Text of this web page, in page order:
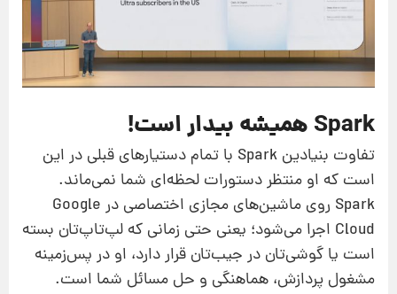
Spark همیشه بیدار است!
تفاوت بنیادین Spark با تمام دستیارهای قبلی در این
است که او منتظر دستورات لحظه‌ای شما نمی‌ماند.
Spark روی ماشین‌های مجازی اختصاصی در Google
Cloud اجرا می‌شود؛ یعنی حتی زمانی که لپ‌تاپ‌تان بسته
است یا گوشی‌تان در جیب‌تان قرار دارد، او در پس‌زمینه
مشغول پردازش، هماهنگی و حل مسائل شما است.